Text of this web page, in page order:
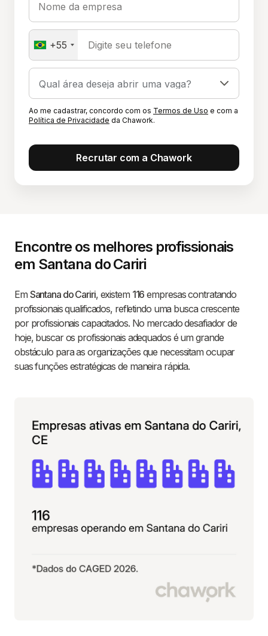
Nome da empresa
+55 Digite seu telefone
Ao me cadastrar, concordo com os Termos de Uso e com a
Política de Privacidade da Chawork.
Recrutar com a Chawork
Encontre os melhores profissionais
em Santana do Cariri
Em Santana do Cariri, existem 116 empresas contratando
profissionais qualificados, refletindo uma busca crescente
por profissionais capacitados. No mercado desafiador de
hoje, buscar os profissionais adequados é um grande
obstáculo para as organizações que necessitam ocupar
suas funções estratégicas de maneira rápida.